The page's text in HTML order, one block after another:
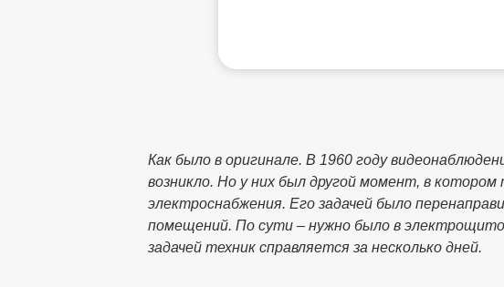
Как было в оригинале. В 1960 году
возникло. Но у них был другой момент, в
электроснабжения. Его задачей было
помещений. По сути – нужно было в
задачей техник справляется за несколько дней.